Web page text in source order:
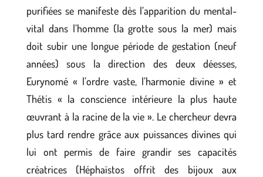
purifiées se manifeste dès l’apparition du mental-
vital dans l’homme (la grotte sous la mer) mais
doit subir une longue période de gestation (neuf
années) sous la direction des deux déesses,
Eurynomé « l’ordre vaste, l’harmonie divine » et
Thétis « la conscience intérieure la plus haute
œuvrant à la racine de la vie ». Le chercheur devra
plus tard rendre grâce aux puissances divines qui
lui ont permis de faire grandir ses capacités
créatrices (Héphaïstos offrit des bijoux aux